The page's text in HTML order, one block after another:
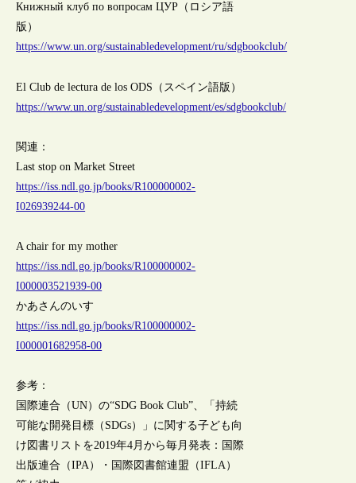
Книжный клуб по вопросам ЦУР（ロシア語
版）
https://www.un.org/sustainabledevelopment/ru/sdgbookclub/
El Club de lectura de los ODS（スペイン語版）
https://www.un.org/sustainabledevelopment/es/sdgbookclub/
関連：
Last stop on Market Street
https://iss.ndl.go.jp/books/R100000002-
I026939244-00
A chair for my mother
https://iss.ndl.go.jp/books/R100000002-
I000003521939-00
かあさんのいす
https://iss.ndl.go.jp/books/R100000002-
I000001682958-00
参考：
国際連合（UN）の“SDG Book Club”、「持続
可能な開発目標（SDGs）」に関する子ども向
け図書リストを2019年4月から毎月発表：国際
出版連合（IPA）・国際図書館連盟（IFLA）